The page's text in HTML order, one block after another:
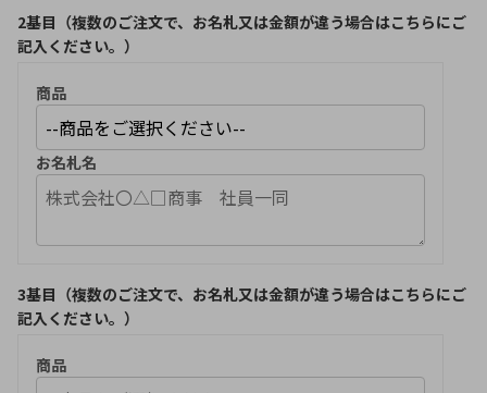
2基目（複数のご注文で、お名札又は金額が違う場合はこちらにご
記入ください。）
商品
お名札名
3基目（複数のご注文で、お名札又は金額が違う場合はこちらにご
記入ください。）
商品